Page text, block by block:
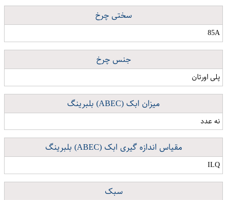
سختی چرخ
85A
جنس چرخ
پلی اورتان
میزان ابک (ABEC) بلبرینگ
نه عدد
مقیاس اندازه گیری ابک (ABEC) بلبرینگ
ILQ
سبک